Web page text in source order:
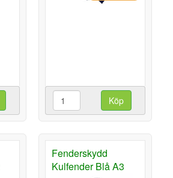
Köp
Fenderskydd
Kulfender Blå A3